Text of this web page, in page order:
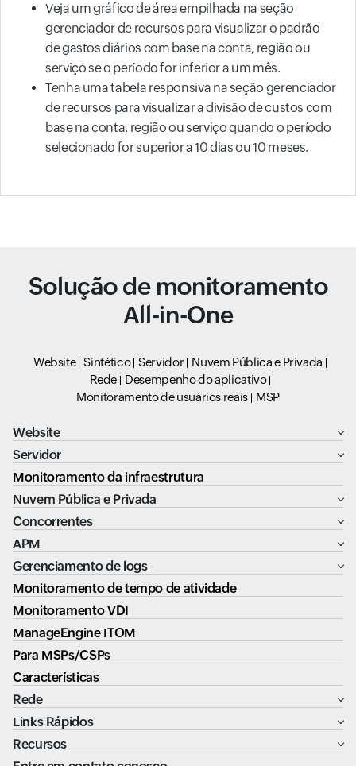
Veja um gráfico de área empilhada na seção
gerenciador de recursos para visualizar o padrão
de gastos diários com base na conta, região ou
serviço se o período for inferior a um mês.
Tenha uma tabela responsiva na seção gerenciador
de recursos para visualizar a divisão de custos com
base na conta, região ou serviço quando o período
selecionado for superior a 10 dias ou 10 meses.
Solução de monitoramento
All-in-One
Website Sintético Servidor
Nuvem Pública e Privada
Rede
Desempenho do aplicativo
Monitoramento de usuários reais
MSP
Website
Servidor
Monitoramento da infraestrutura
Nuvem Pública e Privada
Concorrentes
APM
Gerenciamento de logs
Monitoramento de tempo de atividade
Monitoramento VDI
ManageEngine ITOM
Para MSPs/CSPs
Características
Rede
Links Rápidos
Recursos